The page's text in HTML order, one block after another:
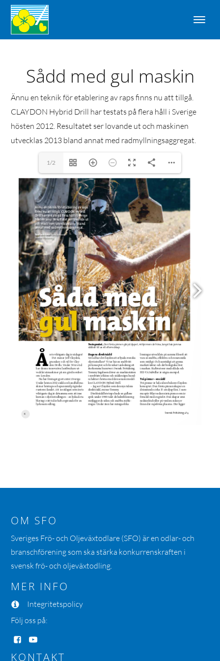
Sådd med gul maskin
Ännu en teknik för etablering av raps finns nu att tillgå.
CLAYDON Hybrid Drill har testats på flera håll i Sverige
hösten 2012. Resultatet ser lovande ut och maskinen
utvecklas 2013 bland annat med radmyllningsaggregat.
1/2
OM SFO
Sveriges Frö- och Oljeväxtodlare (SFO) är en odlar- och
branschförening som ska stärka konkurrenskraften i
svensk frö- och oljeväxtodling.
MER INFO
Integritetspolicy
Följ oss på:
KONTAKT